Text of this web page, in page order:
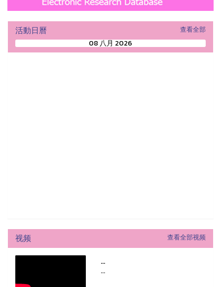
活動日曆 查看全部
08 八月 2026
视频 查看全部视频
...
...